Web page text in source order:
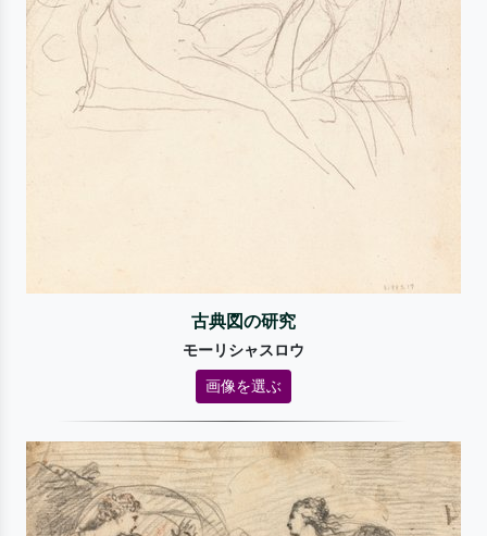
古典図の研究
モーリシャスロウ
画像を選ぶ